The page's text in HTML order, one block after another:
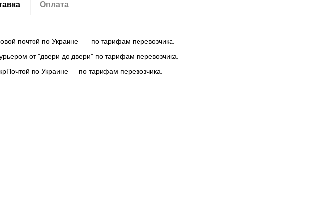
Оплата
почтой по Украине — по тарифам перевозчика.
от "двери до двери" по тарифам перевозчика.
по Украине — по тарифам перевозчика.